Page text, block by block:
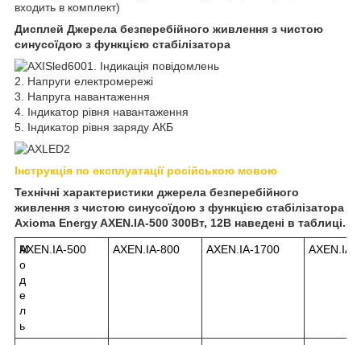
входить в комплект)
Дисплей Джерела безперебійного живлення з чистою
синусоїдою з функцією стабілізатора
1. Індикація повідомлень
2. Напруги електромережі
3. Напруга навантаження
4. Індикатор рівня навантаження
5. Індикатор рівня заряду АКБ
Інструкція по експлуатації російською мовою
Технічні характеристики джерела безперебійного
живлення з чистою синусоїдою з функцією стабілізатора
Axioma EnergyAXEN.IA-500 300Вт, 12В наведені в таблиці.
М
о
д
е
л
ь
AXEN.IA-500 AXEN.IA-800 AXEN.IA-1700 AXEN.IA-